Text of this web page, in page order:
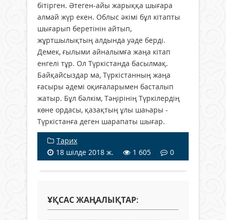
бітірген. Әтеген-айы жарыққа шығара
алмай жүр екен. Облыс әкімі бұл кітапты
шығарып беретінін айтып,
жұртшылықтың алдында уәде берді.
Демек, ғылыми айналымға жаңа кітап
енгелі тұр. Ол Түркістанда басылмақ.
Байқайсыздар ма, Түркістанның жаңа
ғасыры әдемі оқиғаларымен басталып
жатыр. Бұл бәлкім, Тәңірінің Түркілердің
көне ордасы, қазақтың ұлы шаһары -
Түркістанға деген шарапаты шығар.
Тарих
18 шілде 2018 ж.
1 605 0
ҰҚСАС ЖАҢАЛЫҚТАР: